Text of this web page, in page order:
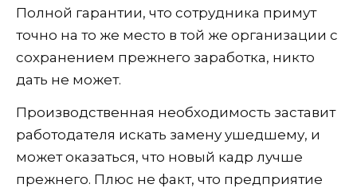
Полной гарантии, что сотрудника примут
точно на то же место в той же организации с
сохранением прежнего заработка, никто
дать не может.
Производственная необходимость заставит
работодателя искать замену ушедшему, и
может оказаться, что новый кадр лучше
прежнего. Плюс не факт, что предприятие